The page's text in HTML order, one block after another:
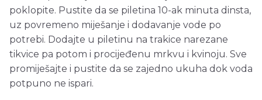
poklopite. Pustite da se piletina 10-ak minuta dinsta,
uz povremeno miješanje i dodavanje vode po
potrebi. Dodajte u piletinu na trakice narezane
tikvice pa potom i procijeđenu mrkvu i kvinoju. Sve
promiješajte i pustite da se zajedno ukuha dok voda
potpuno ne ispari.